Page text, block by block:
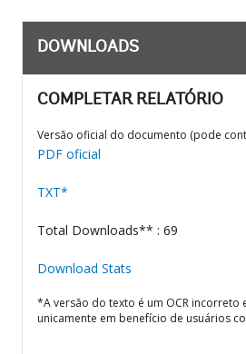
DOWNLOADS
COMPLETAR RELATÓRIO
Versão oficial do documento (pode
PDF oficial
TXT*
Total Downloads** : 69
Download Stats
*A versão do texto é um OCR incorreto
unicamente em benefício de usuários